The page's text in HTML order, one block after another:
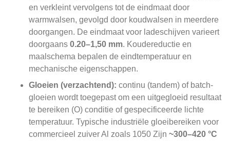
en verkleint vervolgens tot de eindmaat door
warmwalsen, gevolgd door koudwalsen in meerdere
doorgangen. De eindmaat voor ladeschijven varieert
doorgaans 0.20–1,50 mm. Koudereductie en
maalschema bepalen de eindtemperatuur en
mechanische eigenschappen.
Gloeien (verzachtend): continu (tandem) of batch-
gloeien wordt toegepast om een ​​uitgegloeid resultaat
te bereiken (O) conditie of gespecificeerde lichte
temperatuur. Typische industriële gloeibereiken voor
commercieel zuiver Al zoals 1050 Zijn ~300–420 °C